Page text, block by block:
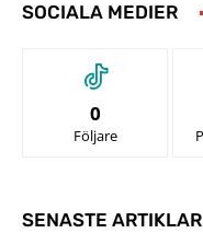
SOCIALA MEDIER
0
Följare
SENASTE